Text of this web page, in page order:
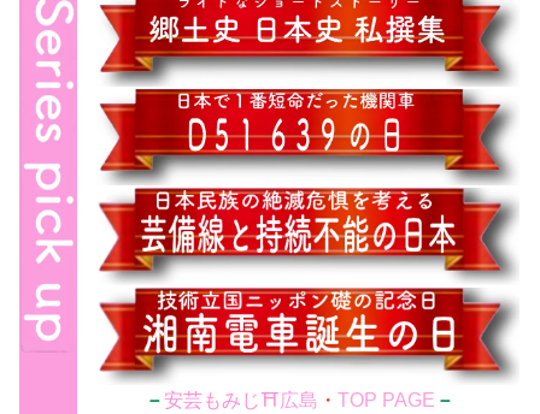
－安芸もみじ⛩️広島 ・ TOP PAGE －